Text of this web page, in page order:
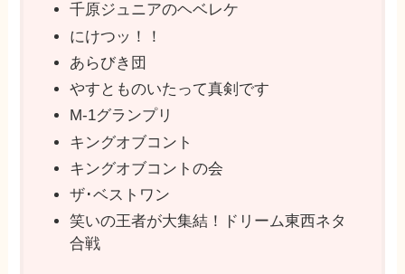
千原ジュニアのヘベレケ
にけつッ！！
あらびき団
やすとものいたって真剣です
M-1グランプリ
キングオブコント
キングオブコントの会
ザ･ベストワン
笑いの王者が大集結！ドリーム東西ネタ
合戦